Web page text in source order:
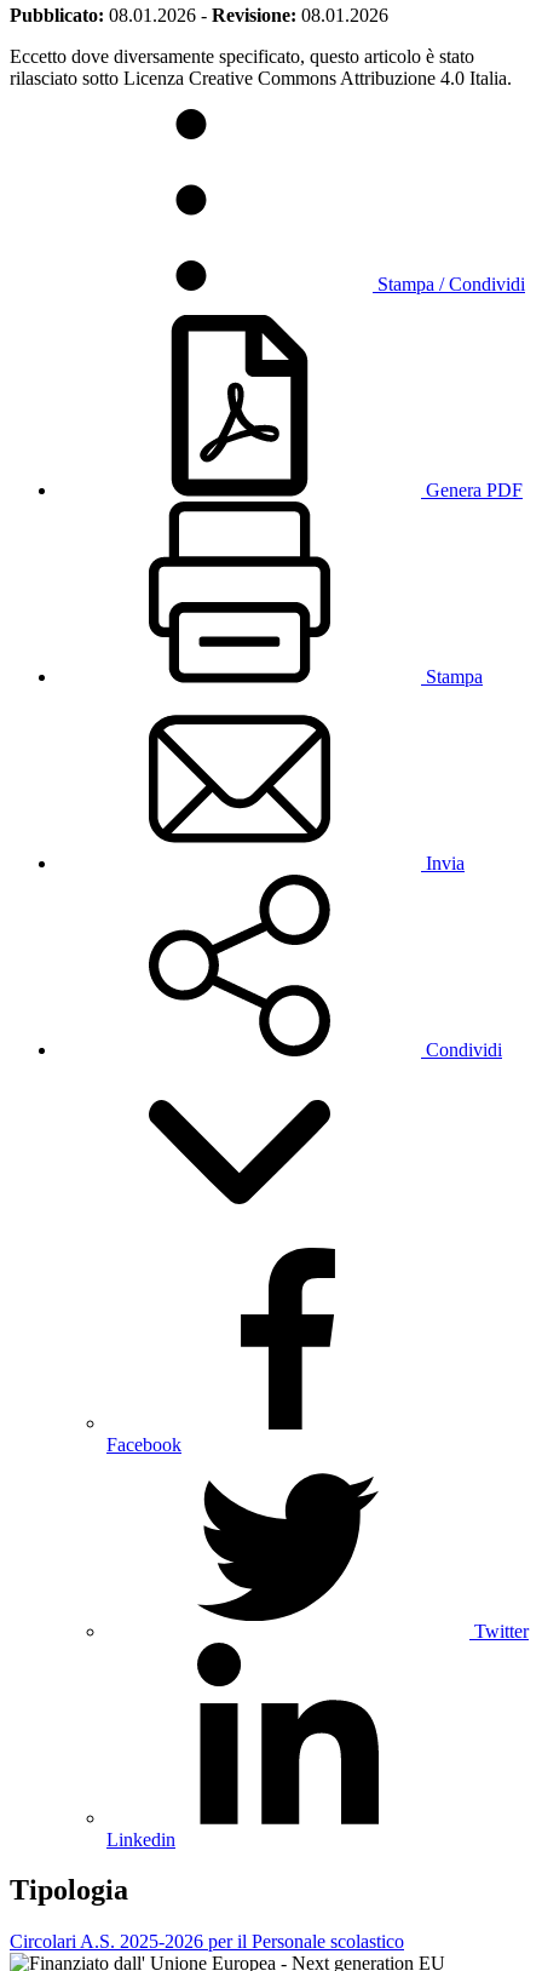
Pubblicato: 08.01.2026 - Revisione: 08.01.2026
Eccetto dove diversamente specificato, questo articolo è stato
rilasciato sotto Licenza Creative Commons Attribuzione 4.0 Italia.
Stampa / Condividi
Genera PDF
Stampa
Invia
Condividi
Facebook
Twitter
Linkedin
Tipologia
Circolari A.S. 2025-2026 per il Personale scolastico